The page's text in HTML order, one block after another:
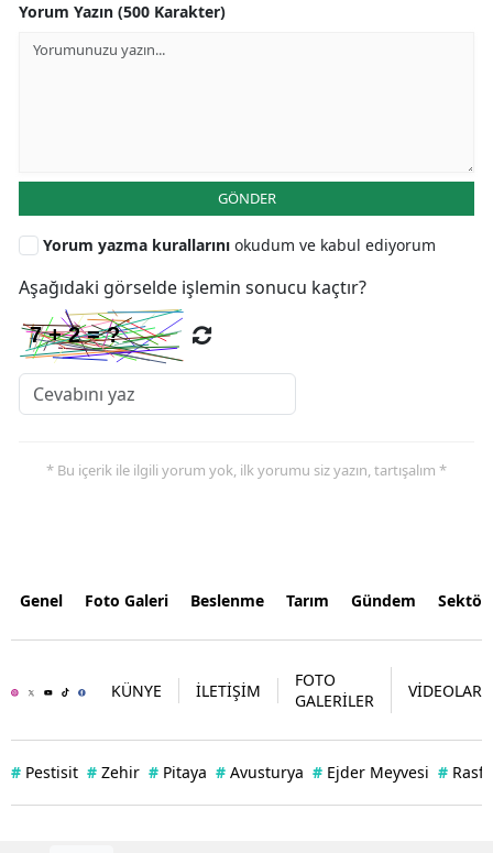
Yorum Yazın (500 Karakter)
GÖNDER
Yorum yazma kurallarını okudum ve kabul ediyorum
Aşağıdaki görselde işlemin sonucu kaçtır?
* Bu içerik ile ilgili yorum yok, ilk yorumu siz yazın, tartışalım *
Genel Foto Galeri Beslenme Tarım Gündem
KÜNYE İLETİŞİM
FOTO
GALERİLER
VİDEOLAR
# Pestisit # Zehir # Pitaya # Avusturya # Ejder Meyvesi # Rasff